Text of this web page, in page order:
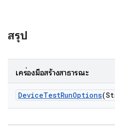
สรุป
เครื่องมือสร้างสาธารณะ
DeviceTestRunOptions